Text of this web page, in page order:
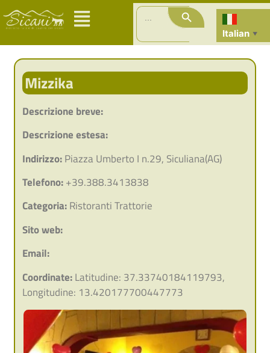
Search
for:
Search Button
Italian ▼
Mizzika
Descrizione breve:
Descrizione estesa:
Indirizzo:Piazza Umberto I n.29, Siculiana(AG)
Telefono:+39.388.3413838
Categoria:Ristoranti Trattorie
Sito web:
Email:
Coordinate:Latitudine: 37.33740184119793,
Longitudine: 13.420177700447773